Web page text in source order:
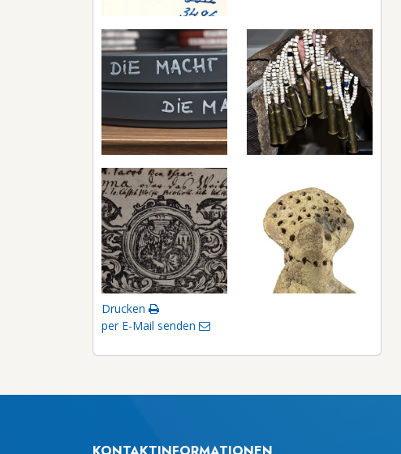
Drucken
per E-Mail senden